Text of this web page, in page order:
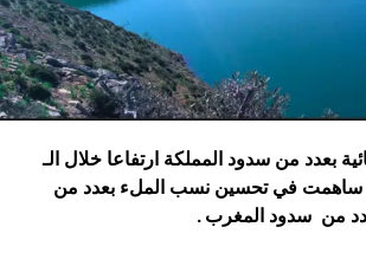
بعدد من سدود المملكة ارتفاعا خلال الـ
ساهمت في تحسين نسب الملء بعدد من
من سدود المغرب .